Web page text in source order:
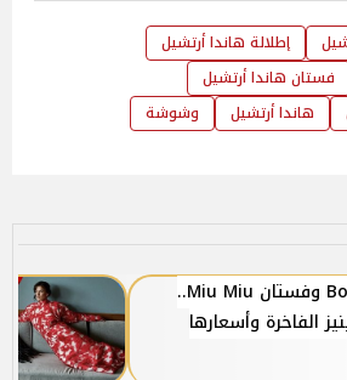
إطلالة هاندا أرتشيل
فستان هاندا أرتشيل
هاندا أرتشيل وشوشة
حقيبة Bottega Veneta وفستان Miu Miu..
الفاخرة وأسعارها